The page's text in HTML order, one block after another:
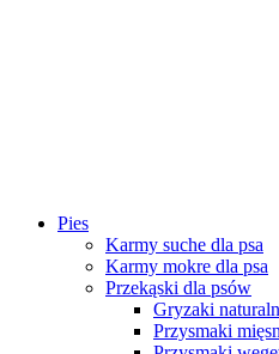
Pies
Karmy suche dla psa
Karmy mokre dla psa
Przekąski dla psów
Gryzaki
Przysmaki